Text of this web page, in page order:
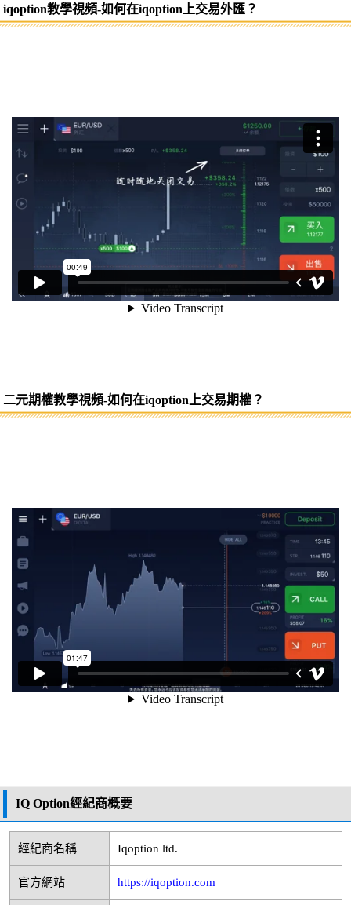
iqoption教學視頻-如何在iqoption上交易外匯？
二元期權教學視頻-如何在iqoption上交易期權？
IQ Option經紀商概要
經紀商名稱 Iqoption ltd.
官方網站 https://iqoption.com